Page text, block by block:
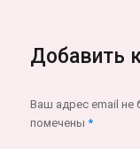
Добавить
Ваш адрес email не
помечены*